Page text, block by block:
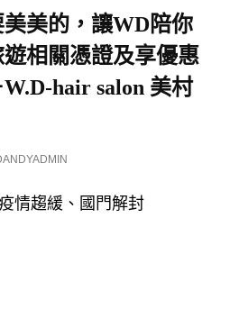
美的，讓WD陪你
相關憑證及享優惠
hair salon 美村
情趨緩、國門解封